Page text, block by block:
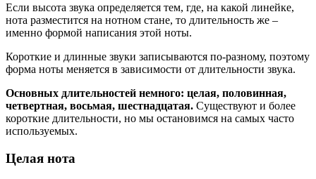
Если высота звука определяется тем, где, на какой линейке,
нота разместится на нотном стане, то длительность же –
именно формой написания этой ноты.
Короткие и длинные звуки записываются по-разному, поэтому
форма ноты меняется в зависимости от длительности звука.
Основных длительностей немного: целая, половинная,
четвертная, восьмая, шестнадцатая. Существуют и более
короткие длительности, но мы остановимся на самых часто
используемых.
Целая нота